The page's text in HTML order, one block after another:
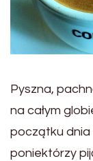
Pyszna,
na całym
początku dnia
poniektórzy